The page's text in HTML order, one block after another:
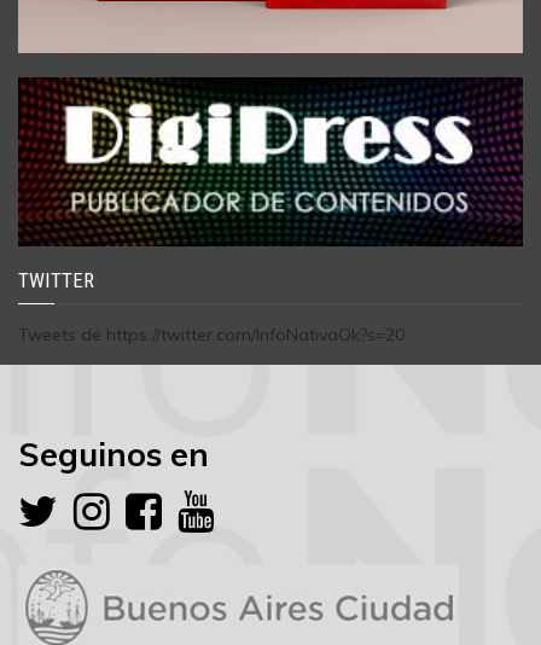
TWITTER
Tweets de https://twitter.com/InfoNativaOk?s=20
Seguinos en